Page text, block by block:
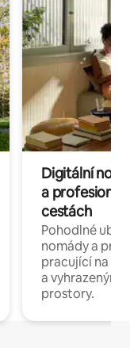
Digitální
a
cestách
Pohodlné
nomády a
pracující na
a vyhrazenými
prostory.